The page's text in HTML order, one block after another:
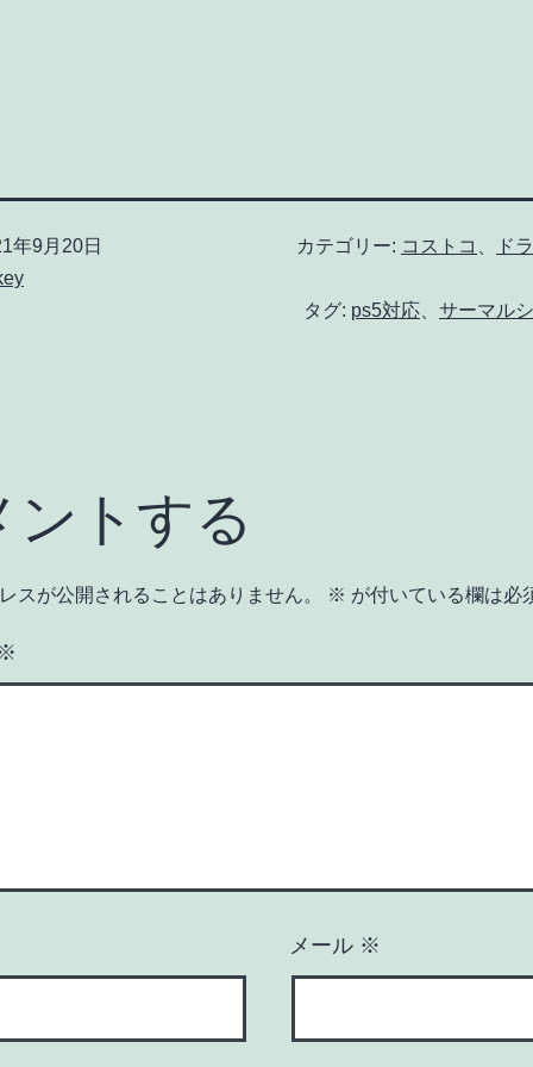
年9月20日
カテゴリー: コストコ
ド
タグ: ps5対応
サーマル
ントする
スが公開されることはありません。 ※ が付いている欄は必
メール ※